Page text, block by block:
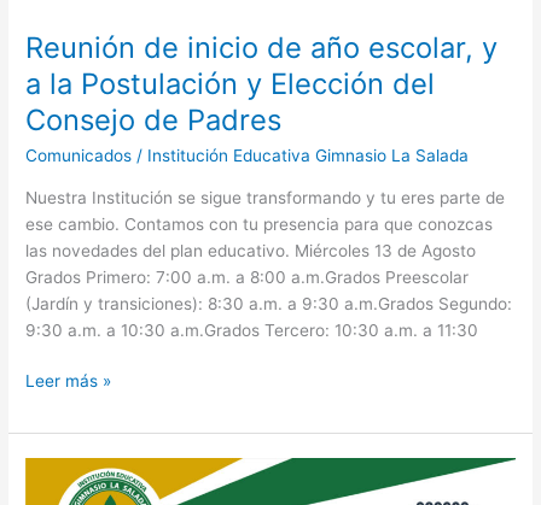
Reunión de inicio de año escolar, y
a la Postulación y Elección del
Consejo de Padres
Comunicados / Institución Educativa Gimnasio La Salada
Nuestra Institución se sigue transformando y tu eres parte de
ese cambio. Contamos con tu presencia para que conozcas
las novedades del plan educativo. Miércoles 13 de Agosto
Grados Primero: 7:00 a.m. a 8:00 a.m.Grados Preescolar
(Jardín y transiciones): 8:30 a.m. a 9:30 a.m.Grados Segundo:
9:30 a.m. a 10:30 a.m.Grados Tercero: 10:30 a.m. a 11:30
Elección
del
Consejo
de
Padres
Leer más »